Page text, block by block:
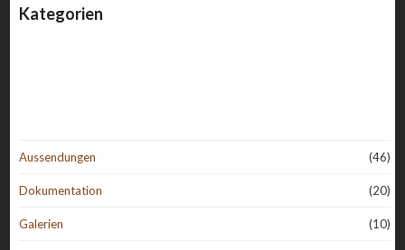
Kategorien
Aussendungen (46)
Dokumentation (20)
Galerien (10)